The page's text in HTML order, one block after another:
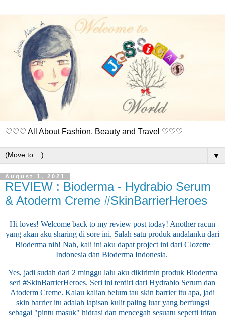
♡♡♡ All About Fashion, Beauty and Travel ♡♡♡
▼
August 1, 2021
REVIEW : Bioderma - Hydrabio Serum
& Atoderm Creme #SkinBarrierHeroes
Hi loves! Welcome back to my review post today! Another racun
yang akan aku sharing di sore ini. Salah satu produk andalanku dari
Bioderma nih! Nah, kali ini aku dapat project ini dari Clozette
Indonesia dan Bioderma Indonesia.
Yes, jadi sudah dari 2 minggu lalu aku dikirimin produk Bioderma
seri #SkinBarrierHeroes. Seri ini terdiri dari Hydrabio Serum dan
Atoderm Creme. Kalau kalian belum tau skin barrier itu apa, jadi
skin barrier itu adalah lapisan kulit paling luar yang berfungsi
sebagai "pintu masuk" hidrasi dan mencegah sesuatu seperti iritan